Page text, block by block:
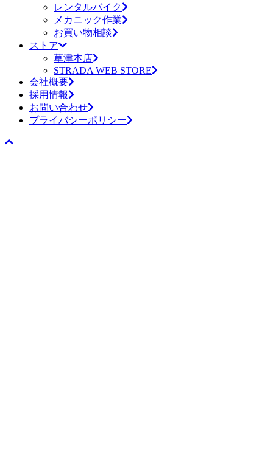
レンタルバイク
メカニック作業
お買い物相談
ストア
草津本店
STRADA WEB STORE
会社概要
採用情報
お問い合わせ
プライバシーポリシー